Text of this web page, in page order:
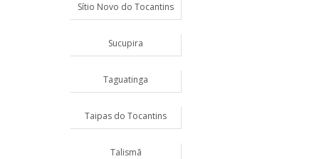
Sítio Novo do Tocantins
Sucupira
Taguatinga
Taipas do Tocantins
Talismã